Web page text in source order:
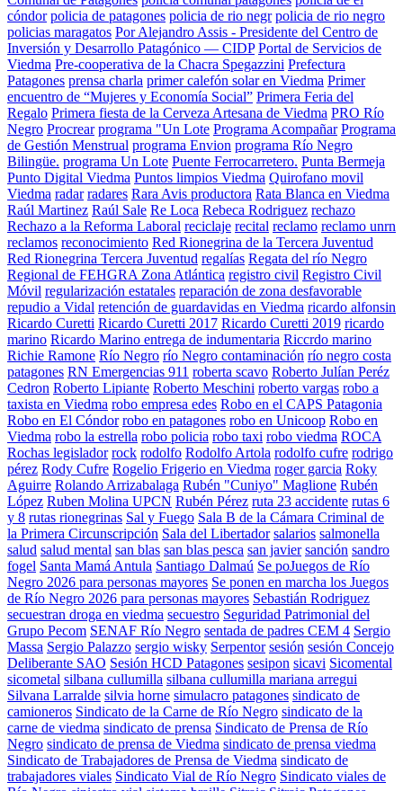
cóndor policia de patagones policia de rio negr policia de rio negro
policias maragatos Por Alejandro Assis - Presidente del Centro de
Inversión y Desarrollo Patagónico — CIDP Portal de Servicios de
Viedma Pre-cooperativa de la Chacra Spegazzini Prefectura
Patagones prensa charla primer calefón solar en Viedma Primer
encuentro de “Mujeres y Economía Social” Primera Feria del
Regalo Primera fiesta de la Cerveza Artesana de Viedma PRO Río
Negro Procrear programa "Un Lote Programa Acompañar Programa
de Gestión Menstrual programa Envion programa Río Negro
Bilingüe. programa Un Lote Puente Ferrocarretero. Punta Bermeja
Punto Digital Viedma Puntos limpios Viedma Quirofano movil
Viedma radar radares Rara Avis productora Rata Blanca en Viedma
Raúl Martinez Raúl Sale Re Loca Rebeca Rodriguez rechazo
Rechazo a la Reforma Laboral reciclaje recital reclamo reclamo unrn
reclamos reconocimiento Red Rionegrina de la Tercera Juventud
Red Rionegrina Tercera Juventud regalías Regata del río Negro
Regional de FEHGRA Zona Atlántica registro civil Registro Civil
Móvil regularización estatales reparación de zona desfavorable
repudio a Vidal retención de guardavidas en Viedma ricardo alfonsin
Ricardo Curetti Ricardo Curetti 2017 Ricardo Curetti 2019 ricardo
marino Ricardo Marino entrega de indumentaria Riccrdo marino
Richie Ramone Río Negro río Negro contaminación río negro costa
patagones RN Emergencias 911 roberta scavo Roberto Julían Peréz
Cedron Roberto Lipiante Roberto Meschini roberto vargas robo a
taxista en Viedma robo empresa edes Robo en el CAPS Patagonia
Robo en El Cóndor robo en patagones robo en Unicoop Robo en
Viedma robo la estrella robo policia robo taxi robo viedma ROCA
Rochas legislador rock rodolfo Rodolfo Artola rodolfo cufre rodrigo
pérez Rody Cufre Rogelio Frigerio en Viedma roger garcia Roky
Aguirre Rolando Arrizabalaga Rubén "Cuniyo" Maglione Rubén
López Ruben Molina UPCN Rubén Pérez ruta 23 accidente rutas 6
y 8 rutas rionegrinas Sal y Fuego Sala B de la Cámara Criminal de
la Primera Circunscripción Sala del Libertador salarios salmonella
salud salud mental san blas san blas pesca san javier sanción sandro
fogel Santa Mamá Antula Santiago Dalmaú Se poJuegos de Río
Negro 2026 para personas mayores Se ponen en marcha los Juegos
de Río Negro 2026 para personas mayores Sebastián Rodriguez
secuestran droga en viedma secuestro Seguridad Patrimonial del
Grupo Pecom SENAF Río Negro sentada de padres CEM 4 Sergio
Massa Sergio Palazzo sergio wisky Serpentor sesión sesión Concejo
Deliberante SAO Sesión HCD Patagones sesipon sicavi Sicomental
sicometal silbana cullumilla silbana cullumilla mariana arregui
Silvana Larralde silvia horne simulacro patagones sindicato de
camioneros Sindicato de la Carne de Río Negro sindicato de la
carne de viedma sindicato de prensa Sindicato de Prensa de Río
Negro sindicato de prensa de Viedma sindicato de prensa viedma
Sindicato de Trabajadores de Prensa de Viedma sindicato de
trabajadores viales Sindicato Vial de Río Negro Sindicato viales de